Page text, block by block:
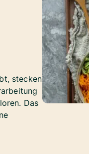
stecken
Das